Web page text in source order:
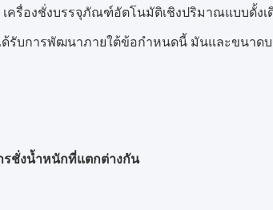
ครื่องชั่งบรรจุภัณฑ์อัตโนมัติเชิงปริมาณแบบดั้งเ
ด้รับการพัฒนาภายใต้ข้อกำหนดนี้ มันและขนาด
รชั่งน้ำหนักที่แตกต่างกัน